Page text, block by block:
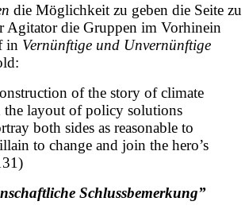
die Möglichkeit zu geben die Seite zu
Agitator die Gruppen im Vorhinein
in Vernünftige und Unvernünftige
of the story of climate
the layout of policy solutions
both sides as reasonable to
to change and join the hero’s
Schlussbemerkung”